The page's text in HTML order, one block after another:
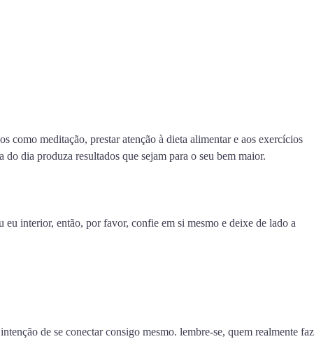
como meditação, prestar atenção à dieta alimentar e aos exercícios
dia produza resultados que sejam para o seu bem maior.
interior, então, por favor, confie em si mesmo e deixe de lado a
de se conectar consigo mesmo. lembre-se, quem realmente faz